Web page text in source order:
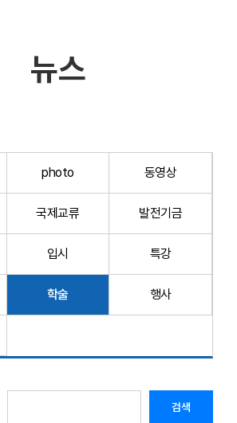
뉴스
photo 동영상
국제교류 발전기금
입시 특강
학술 행사
검색